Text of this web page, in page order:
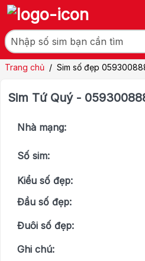
Trang chủ / Sim số đẹp
Sim Tứ Quý -
Nhà mạng:
Số sim:
Kiểu số đẹp:
Đầu số đẹp:
Đuôi số đẹp:
Ghi chú: